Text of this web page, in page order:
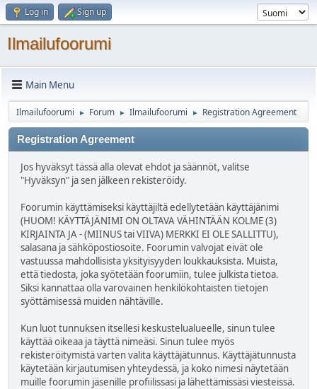
Log in Sign up
Ilmailufoorumi
Main Menu
Ilmailufoorumi ► Forum ► Ilmailufoorumi ► Registration Agreement
Registration Agreement
Jos hyväksyt tässä alla olevat ehdot ja säännöt, valitse
"Hyväksyn" ja sen jälkeen rekisteröidy.
Foorumin käyttämiseksi käyttäjiltä edellytetään käyttäjänimi
(HUOM! KÄYTTÄJÄNIMI ON OLTAVA VÄHINTÄÄN KOLME (3)
KIRJAINTA JA - (MIINUS tai VIIVA) MERKKI EI OLE SALLITTU),
salasana ja sähköpostiosoite. Foorumin valvojat eivät ole
vastuussa mahdollisista yksityisyyden loukkauksista. Muista,
että tiedosta, joka syötetään foorumiin, tulee julkista tietoa.
Siksi kannattaa olla varovainen henkilökohtaisten tietojen
syöttämisessä muiden nähtäville.
Kun luot tunnuksen itsellesi keskustelualueelle, sinun tulee
käyttää oikeaa ja täyttä nimeäsi. Sinun tulee myös
rekisteröitymistä varten valita käyttäjätunnus. Käyttäjätunnusta
käytetään kirjautumisen yhteydessä, ja koko nimesi näytetään
muille foorumin jäsenille profiilissasi ja lähettämissäsi viesteissä.